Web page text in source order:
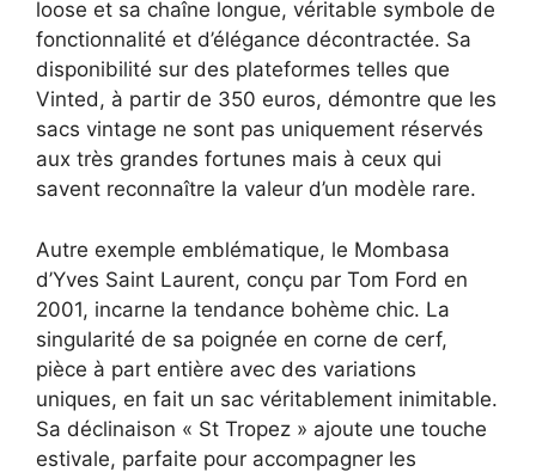
loose et sa chaîne longue, véritable symbole de
fonctionnalité et d’élégance décontractée. Sa
disponibilité sur des plateformes telles que
Vinted, à partir de 350 euros, démontre que les
sacs vintage ne sont pas uniquement réservés
aux très grandes fortunes mais à ceux qui
savent reconnaître la valeur d’un modèle rare.
Autre exemple emblématique, le Mombasa
d’Yves Saint Laurent, conçu par Tom Ford en
2001, incarne la tendance bohème chic. La
singularité de sa poignée en corne de cerf,
pièce à part entière avec des variations
uniques, en fait un sac véritablement inimitable.
Sa déclinaison « St Tropez » ajoute une touche
estivale, parfaite pour accompagner les